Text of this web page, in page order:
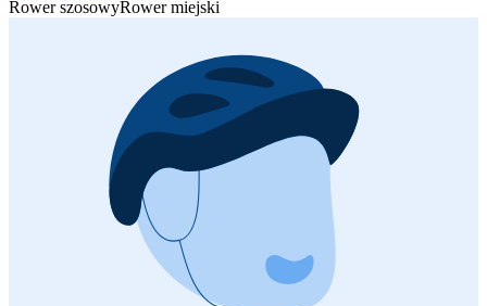
Rower szosowyRower miejski